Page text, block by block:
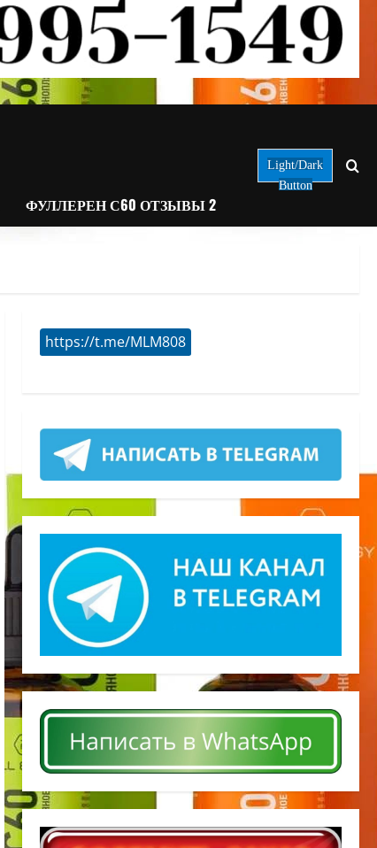
ФУЛЛЕРЕН С60 ОТЗЫВЫ 2
Light/Dark
Button
https://t.me/MLM808